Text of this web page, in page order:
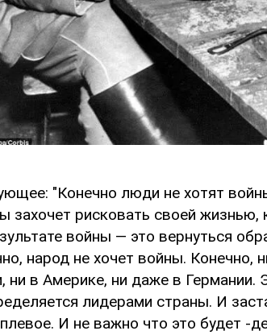
"Конечно люди не хотят
захочет рисковать своей жизнью,
войны — это вернуться
народ не хочет войны. Конечно,
ни в Америке, ни даже в Германии.
лидерами страны. И
И не важно что это будет -